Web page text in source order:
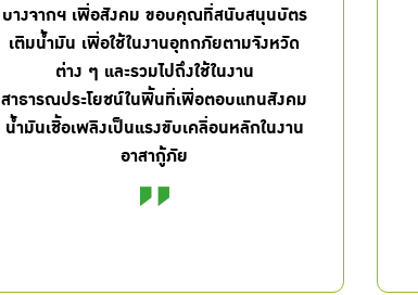
บางจากฯ เพื่อสังคม ขอบคุณที่สนับสนุนบัตร
เติมน้ำมัน เพื่อใช้ในงานอุทกภัยตามจังหวัด
ต่าง ๆ และรวมไปถึงใช้ในงาน
สาธารณประโยชน์ในพื้นที่เพื่อตอบแทนสังคม
น้ำมันเชื้อเพลิงเป็นแรงขับเคลื่อนหลักในงาน
อาสากู้ภัย